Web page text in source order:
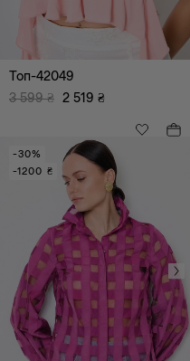
рожевий
золотий
Топ-42049
3 599 ₴ 2 519 ₴
-30%
-1200 ₴